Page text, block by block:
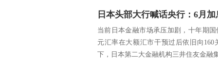
当前日本金融市场承压加剧，十年期
元汇率在大额汇市干预过后依旧向
下，日本第二大金融机构三井住友金融